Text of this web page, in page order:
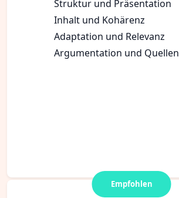
Struktur und Präsentation
Inhalt und Kohärenz
Adaptation und Relevanz
Argumentation und Quellen
Empfohlen